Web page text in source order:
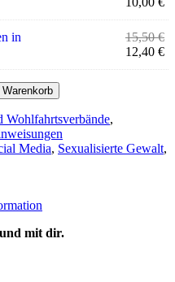
in
15,50€
12,40 €
Warenkorb
Wohlfahrtsverbände,
Media, Sexualisierte Gewalt,
mit dir.